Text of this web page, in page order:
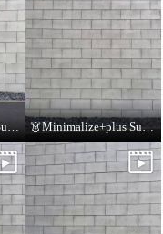
👗Minimalize+plus Summer Collection👗 👗Minimalize+plus Summer Collection👗